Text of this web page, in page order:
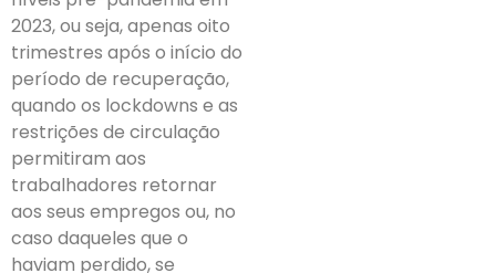
2023, ou seja, apenas oito
trimestres após o início do
período de recuperação,
quando os lockdowns e as
restrições de circulação
permitiram aos
trabalhadores retornar
aos seus empregos ou, no
caso daqueles que o
haviam perdido, se